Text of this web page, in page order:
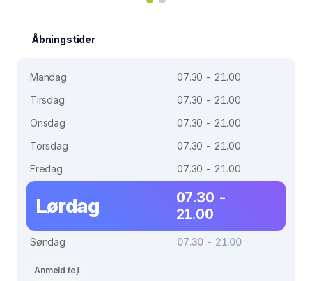
Åbningstider
Mandag
07.30 - 21.00
Tirsdag
07.30 - 21.00
Onsdag
07.30 - 21.00
Torsdag
07.30 - 21.00
Fredag
07.30 - 21.00
Lørdag
07.30 -
21.00
Søndag 07.30 - 21.00
Anmeld fejl